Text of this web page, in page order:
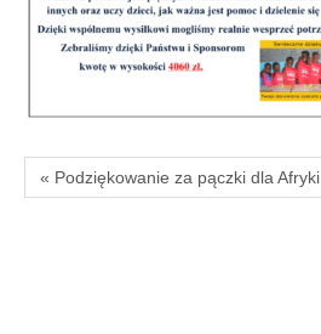
« Podziękowanie za pączki dla Afryki